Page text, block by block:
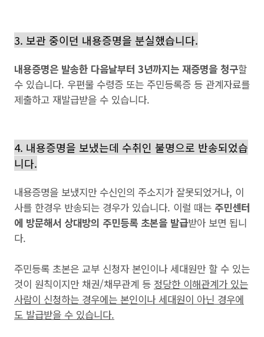
3. 보관 중이던 내용증명을 분실했습니다.
내용증명은 발송한 다음날부터 3년까지는 재증명을 청구할
수 있습니다. 우편물 수령증 또는 주민등록증 등 관계자료를
제출하고 재발급받을 수 있습니다.
4. 내용증명을 보냈는데 수취인 불명으로 반송되었습
니다.
내용증명을 보냈지만 수신인의 주소지가 잘못되었거나, 이
사를 한경우 반송되는 경우가 있습니다. 이럴 때는 주민센터
에 방문해서 상대방의 주민등록 초본을 발급받아 보면 됩니
다.
주민등록 초본은 교부 신청자 본인이나 세대원만 할 수 있는
것이 원칙이지만 채권/채무관계 등 정당한 이해관계가 있는
사람이 신청하는 경우에는 본인이나 세대원이 아닌 경우에
도 발급받을 수 있습니다.